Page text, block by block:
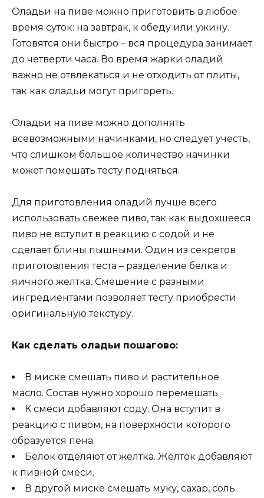
Оладьи на пиве можно приготовить в любое
время суток: на завтрак, к обеду или ужину.
Готовятся они быстро – вся процедура занимает
до четверти часа. Во время жарки оладий
важно не отвлекаться и не отходить от плиты,
так как оладьи могут пригореть.
Оладьи на пиве можно дополнять
всевозможными начинками, но следует учесть,
что слишком большое количество начинки
может помешать тесту подняться.
Для приготовления оладий лучше всего
использовать свежее пиво, так как выдохшееся
пиво не вступит в реакцию с содой и не
сделает блины пышными. Один из секретов
приготовления теста – разделение белка и
яичного желтка. Смешение с разными
ингредиентами позволяет тесту приобрести
оригинальную текстуру.
Как сделать оладьи пошагово:
В миске смешать пиво и растительное
масло. Состав нужно хорошо перемешать.
К смеси добавляют соду. Она вступит в
реакцию с пивом, на поверхности которого
образуется пена.
Белок отделяют от желтка. Желток добавляют
к пивной смеси.
В другой миске смешать муку, сахар, соль.